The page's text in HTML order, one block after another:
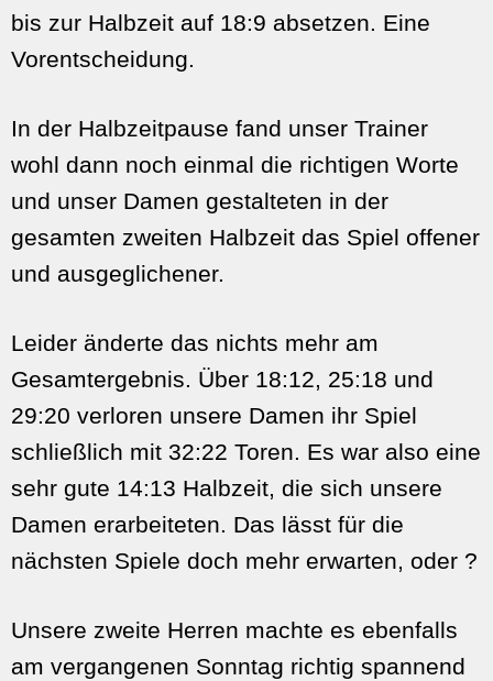
bis zur Halbzeit auf 18:9 absetzen. Eine
Vorentscheidung.
In der Halbzeitpause fand unser Trainer
wohl dann noch einmal die richtigen Worte
und unser Damen gestalteten in der
gesamten zweiten Halbzeit das Spiel offener
und ausgeglichener.
Leider änderte das nichts mehr am
Gesamtergebnis. Über 18:12, 25:18 und
29:20 verloren unsere Damen ihr Spiel
schließlich mit 32:22 Toren. Es war also eine
sehr gute 14:13 Halbzeit, die sich unsere
Damen erarbeiteten. Das lässt für die
nächsten Spiele doch mehr erwarten, oder ?
Unsere zweite Herren machte es ebenfalls
am vergangenen Sonntag richtig spannend